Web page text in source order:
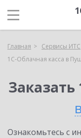
Главная Сервисы ИТС
1С-Облачная касса в
Заказать
Ознакомьтесь с